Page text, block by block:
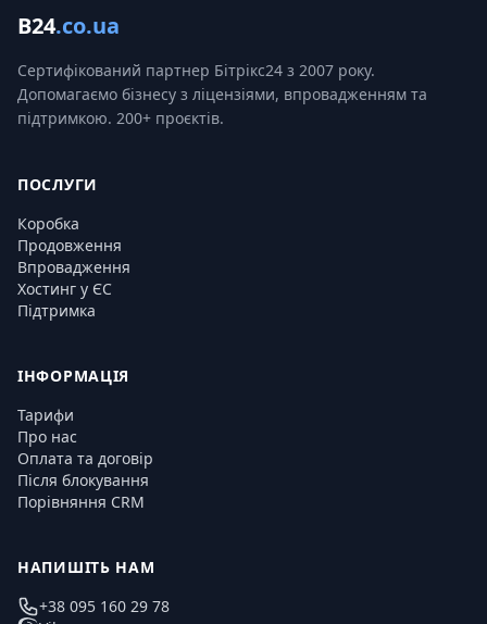
B24.co.ua
Сертифікований партнер Бітрікс24 з 2007 року.
Допомагаємо бізнесу з ліцензіями, впровадженням та
підтримкою. 200+ проєктів.
ПОСЛУГИ
Коробка
Продовження
Впровадження
Хостинг у ЄС
Підтримка
ІНФОРМАЦІЯ
Тарифи
Про нас
Оплата та договір
Після блокування
Порівняння CRM
НАПИШІТЬ НАМ
+38 095 160 29 78